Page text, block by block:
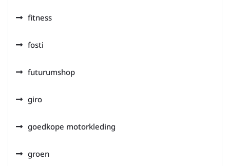
fitness
fosti
futurumshop
giro
goedkope motorkleding
groen